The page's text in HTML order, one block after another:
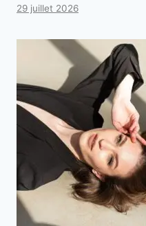
29 juillet 2026